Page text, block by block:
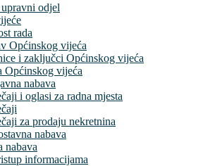
odjel
rada
Općinskog vijeća
i zaključci Općinskog vijeća
Općinskog vijeća
nabava
i oglasi za radna mjesta
za prodaju nekretnina
nabava
nabava
informacijama